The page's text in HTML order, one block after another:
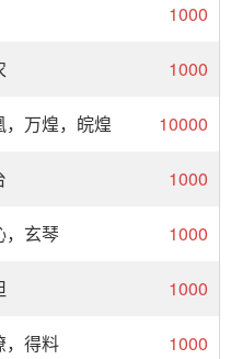
1000
1000
，万煌，皖煌 10000
1000
，玄琴 1000
1000
，得料 1000